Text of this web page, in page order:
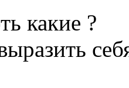
какие ?